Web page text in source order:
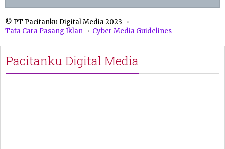
© PT Pacitanku Digital Media 2023
Tata Cara Pasang Iklan
Cyber Media Guidelines
Pacitanku Digital Media